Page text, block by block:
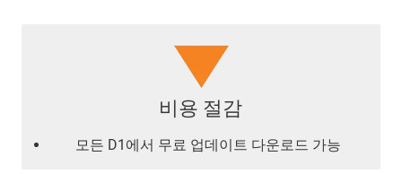
비용 절감
모든 D1에서 무료 업데이트 다운로드 가능